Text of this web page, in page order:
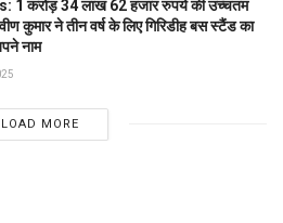
1 करोड़ 34 लाख 62 हजार रुपये की उच्चतम
कुमार ने तीन वर्ष के लिए गिरिडीह बस स्टैंड का
नाम
LOAD MORE